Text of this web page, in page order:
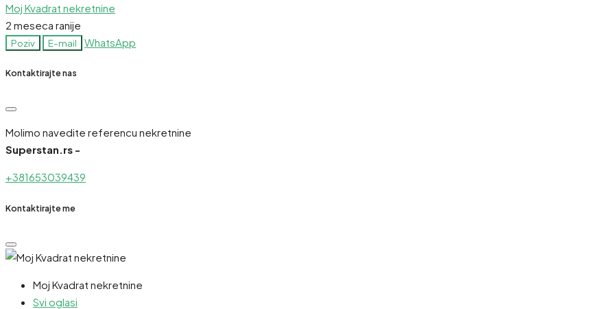
Moj Kvadrat nekretnine
2 meseca ranije
Poziv E-mail WhatsApp
Kontaktirajte nas
Molimo navedite referencu nekretnine
Superstan.rs -
+381653039439
Kontaktirajte me
Moj Kvadrat nekretnine
Svi oglasi